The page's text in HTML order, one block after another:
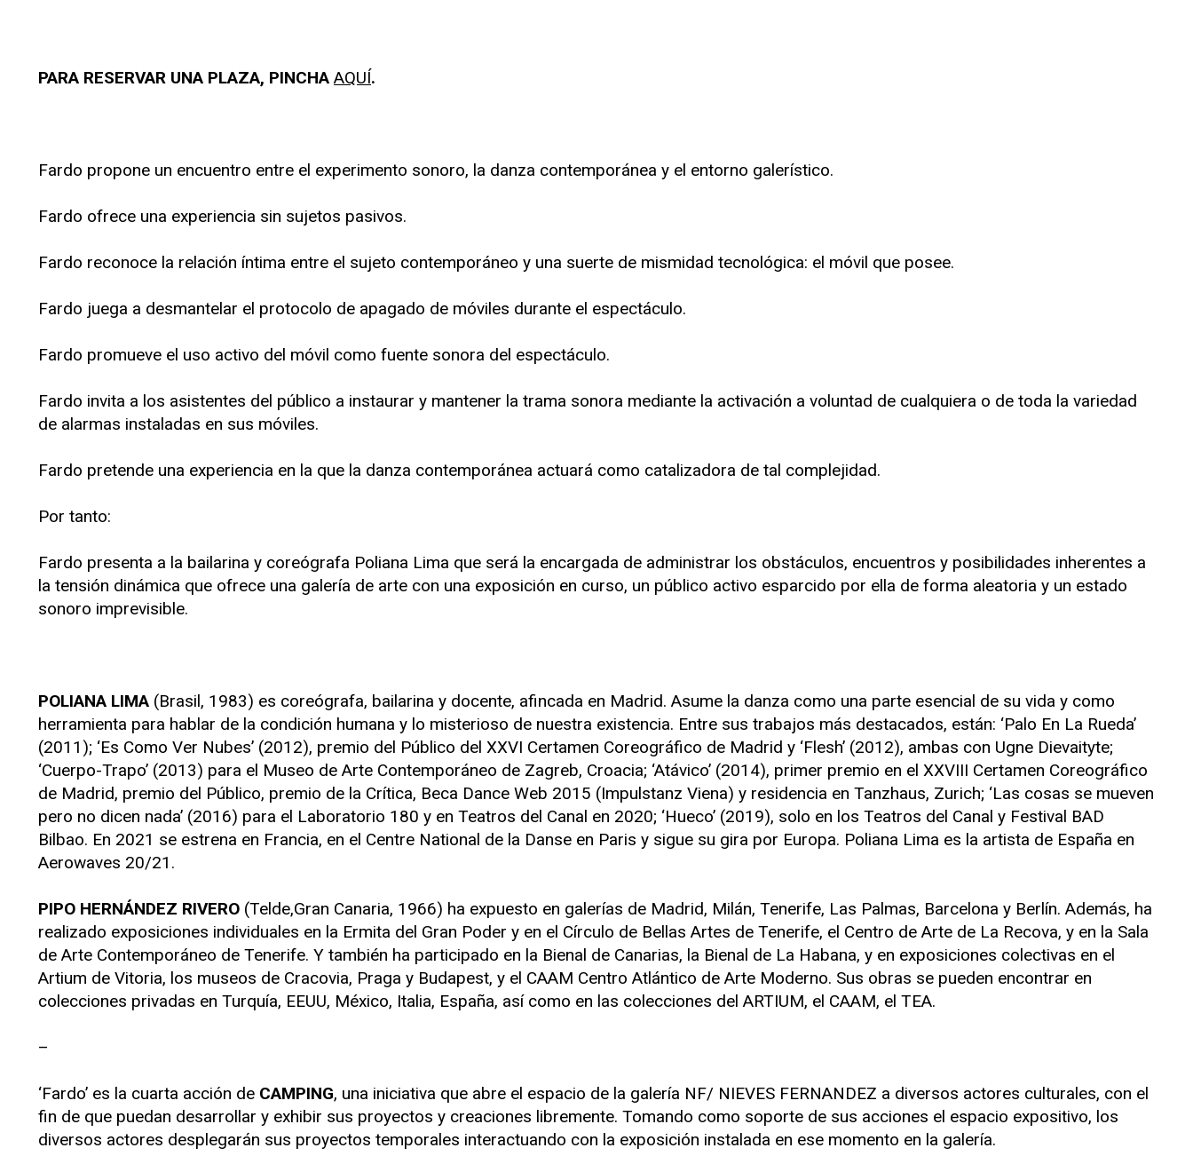
PARA RESERVAR UNA PLAZA, PINCHA AQUÍ.
Fardo propone un encuentro entre el experimento sonoro, la danza contemporánea y el entorno galerístico.
Fardo ofrece una experiencia sin sujetos pasivos.
Fardo reconoce la relación íntima entre el sujeto contemporáneo y una suerte de mismidad tecnológica: el móvil que posee.
Fardo juega a desmantelar el protocolo de apagado de móviles durante el espectáculo.
Fardo promueve el uso activo del móvil como fuente sonora del espectáculo.
Fardo invita a los asistentes del público a instaurar y mantener la trama sonora mediante la activación a voluntad de cualquiera o de toda la variedad
de alarmas instaladas en sus móviles.
Fardo pretende una experiencia en la que la danza contemporánea actuará como catalizadora de tal complejidad.
Por tanto:
Fardo presenta a la bailarina y coreógrafa Poliana Lima que será la encargada de administrar los obstáculos, encuentros y posibilidades inherentes a
la tensión dinámica que ofrece una galería de arte con una exposición en curso, un público activo esparcido por ella de forma aleatoria y un estado
sonoro imprevisible.
POLIANA LIMA (Brasil, 1983) es coreógrafa, bailarina y docente, afincada en Madrid. Asume la danza como una parte esencial de su vida y como
herramienta para hablar de la condición humana y lo misterioso de nuestra existencia. Entre sus trabajos más destacados, están: ‘Palo En La Rueda’
(2011); ‘Es Como Ver Nubes’ (2012), premio del Público del XXVI Certamen Coreográfico de Madrid y ‘Flesh’ (2012), ambas con Ugne Dievaityte;
‘Cuerpo-Trapo’ (2013) para el Museo de Arte Contemporáneo de Zagreb, Croacia; ‘Atávico’ (2014), primer premio en el XXVIII Certamen Coreográfico
de Madrid, premio del Público, premio de la Crítica, Beca Dance Web 2015 (Impulstanz Viena) y residencia en Tanzhaus, Zurich; ‘Las cosas se mueven
pero no dicen nada’ (2016) para el Laboratorio 180 y en Teatros del Canal en 2020; ‘Hueco’ (2019), solo en los Teatros del Canal y Festival BAD
Bilbao. En 2021 se estrena en Francia, en el Centre National de la Danse en Paris y sigue su gira por Europa. Poliana Lima es la artista de España en
Aerowaves 20/21.
PIPO HERNÁNDEZ RIVERO (Telde,Gran Canaria, 1966) ha expuesto en galerías de Madrid, Milán, Tenerife, Las Palmas, Barcelona y Berlín. Además, ha
realizado exposiciones individuales en la Ermita del Gran Poder y en el Círculo de Bellas Artes de Tenerife, el Centro de Arte de La Recova, y en la Sala
de Arte Contemporáneo de Tenerife. Y también ha participado en la Bienal de Canarias, la Bienal de La Habana, y en exposiciones colectivas en el
Artium de Vitoria, los museos de Cracovia, Praga y Budapest, y el CAAM Centro Atlántico de Arte Moderno. Sus obras se pueden encontrar en
colecciones privadas en Turquía, EEUU, México, Italia, España, así como en las colecciones del ARTIUM, el CAAM, el TEA.
–
‘Fardo’ es la cuarta acción de CAMPING, una iniciativa que abre el espacio de la galería NF/ NIEVES FERNANDEZ a diversos actores culturales, con el
fin de que puedan desarrollar y exhibir sus proyectos y creaciones libremente. Tomando como soporte de sus acciones el espacio expositivo, los
diversos actores desplegarán sus proyectos temporales interactuando con la exposición instalada en ese momento en la galería.